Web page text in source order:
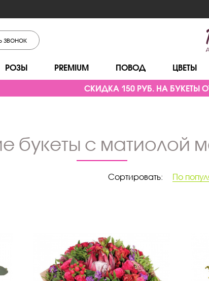
звонок
РОЗЫ PREMIUM ПОВОД ЦВЕТЫ
СКИДКА 150 РУБ. НА БУКЕТЫ
букеты с матиолой
Сортировать: По